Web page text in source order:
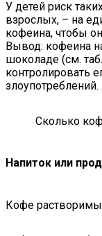
У детей риск
взрослых, – на
кофеина, чтобы
Вывод: кофеина
шоколаде (см.
контролировать
злоупотреблений.
Сколько
Напиток или
Кофе